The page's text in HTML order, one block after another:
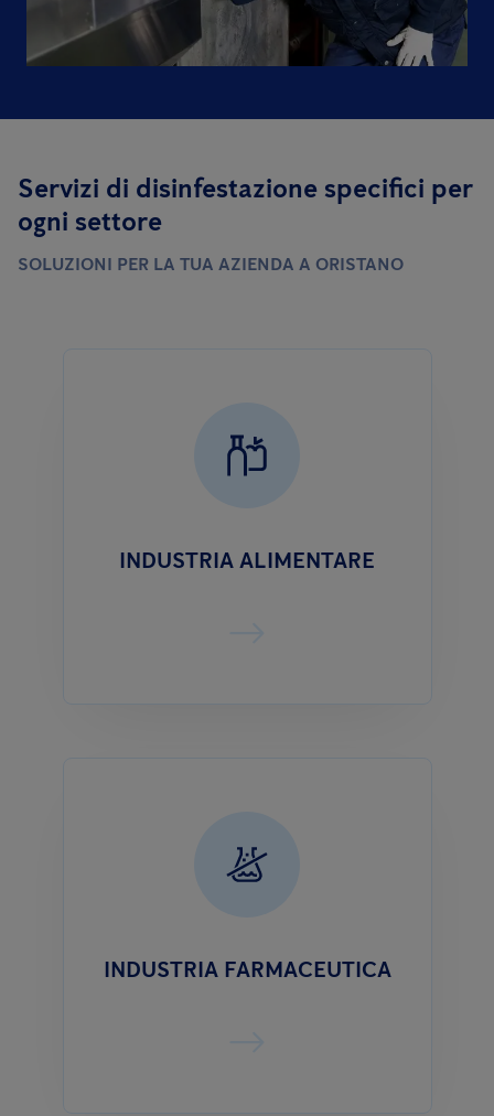
Servizi di disinfestazione specifici per
ogni settore
SOLUZIONI PER LA TUA AZIENDA A ORISTANO
INDUSTRIA ALIMENTARE
INDUSTRIA FARMACEUTICA